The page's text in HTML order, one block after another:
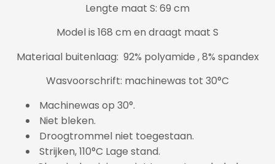
Lengte maat S: 69 cm
Model is 168 cm en draagt maat S
Materiaal buitenlaag: 92% polyamide , 8% spandex
Wasvoorschrift: machinewas tot 30°C
Machinewas op 30°.
Niet bleken.
Droogtrommel niet toegestaan.
Strijken, 110°C Lage stand.